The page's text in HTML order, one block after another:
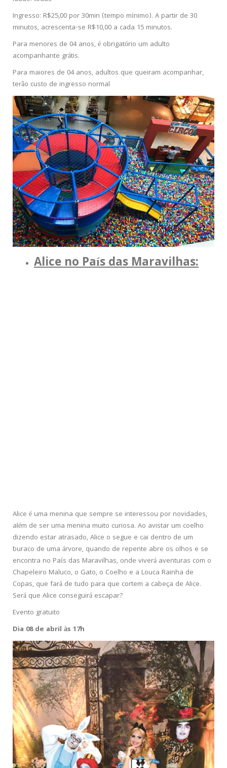
Ingresso: R$25,00 por 30min (tempo mínimo). A partir de 30
minutos, acrescenta-se R$10,00 a cada 15 minutos.
Para menores de 04 anos, é obrigatório um adulto
acompanhante grátis.
Para maiores de 04 anos, adultos que queiram acompanhar,
terão custo de ingresso normal
Alice no País das Maravilhas:
Alice é uma menina que sempre se interessou por novidades,
além de ser uma menina muito curiosa. Ao avistar um coelho
dizendo estar atrasado, Alice o segue e cai dentro de um
buraco de uma árvore, quando de repente abre os olhos e se
encontra no País das Maravilhas, onde viverá aventuras com o
Chapeleiro Maluco, o Gato, o Coelho e a Louca Rainha de
Copas, que fará de tudo para que cortem a cabeça de Alice.
Será que Alice conseguirá escapar?
Evento gratuito
Dia 08 de abril às 17h